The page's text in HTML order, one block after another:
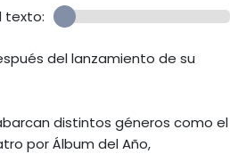
texto:
del lanzamiento de su
distintos géneros como el
por Álbum del Año,